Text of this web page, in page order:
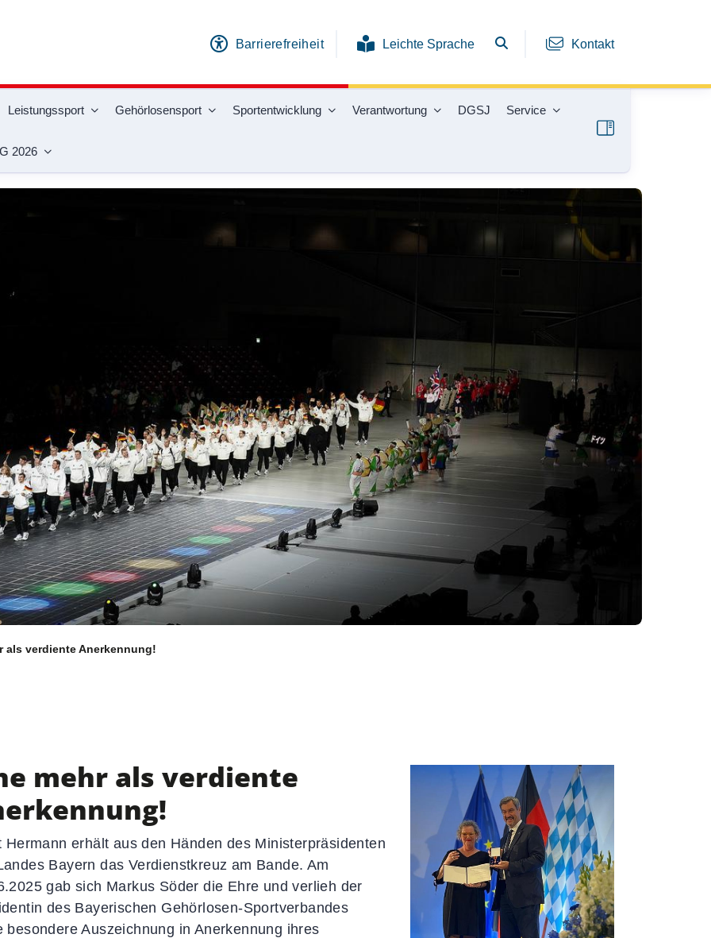
Barrierefreiheit Leichte Sprache Kontakt
Leistungssport Gehörlosensport Sportentwicklung Verantwortung DGSJ Service
2026
als verdiente Anerkennung!
mehr als verdiente
Hermann erhält aus den Händen des Ministerpräsidenten
Bayern das Verdienstkreuz am Bande. Am
gab sich Markus Söder die Ehre und verlieh der
des Bayerischen Gehörlosen-Sportverbandes
besondere Auszeichnung in Anerkennung ihres
Termine
Newsletter
Sportkalender
Social-Media-News
Sportdeutschland-News
Satzungen & Ordnungen
Fragen & Antworten